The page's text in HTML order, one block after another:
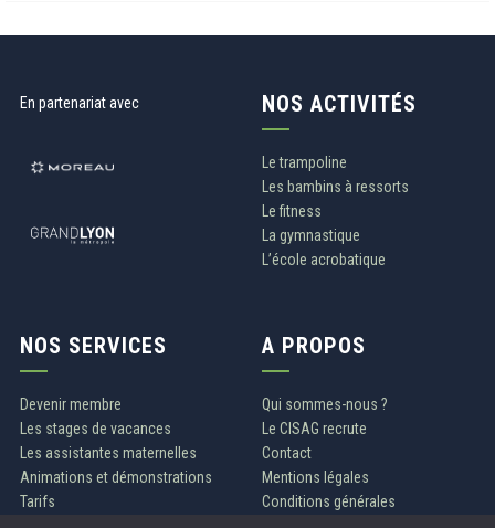
En partenariat avec NOS ACTIVITÉS
Le trampoline
Les bambins à ressorts
Le fitness
La gymnastique
L’école acrobatique
NOS SERVICES
Devenir membre
Les stages de vacances
Les assistantes maternelles
Animations et démonstrations
Tarifs
A PROPOS
Qui sommes-nous ?
Le CISAG recrute
Contact
Mentions légales
Conditions générales